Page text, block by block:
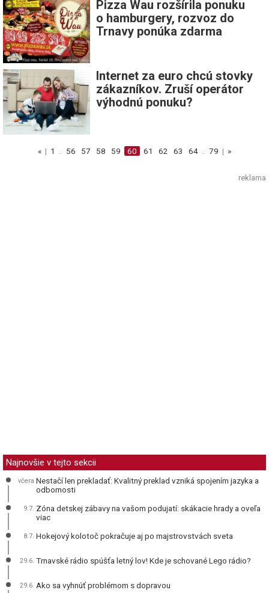
Pizza Wau rozšírila ponuku
o hamburgery, rozvoz do
Trnavy ponúka zdarma
Internet za euro chcú stovky
zákazníkov. Zruší operátor
výhodnú ponuku?
« | 1 56 57 58 59 60 61 62 63 64 79 | »
reklama
Najnovšie v tejto sekcii
včera Nestačí len prekladať: Kvalitný preklad vzniká spojením jazyka a
odbornosti
9.7. Zóna detskej zábavy na vašom podujatí: skákacie hrady a oveľa
viac
8.7. Hokejový kolotoč pokračuje aj po majstrovstvách sveta
29.6. Trnavské rádio spúšťa letný lov! Kde je schované Lego rádio?
29.6. Ako sa vyhnúť problémom s dopravou